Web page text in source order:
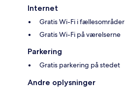
Internet
Gratis Wi-Fi i fællesområder
Gratis Wi-Fi på værelserne
Parkering
Gratis parkering på stedet
Andre oplysninger